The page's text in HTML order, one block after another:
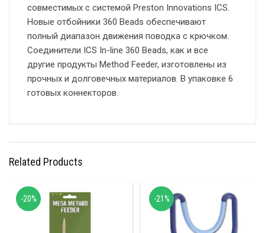
совместимых с системой Preston Innovations ICS.
Новые отбойники 360 Beads обеспечивают
полный диапазон движения поводка с крючком.
Соединители ICS In-line 360 Beads, как и все
другие продукты Method Feeder, изготовлены из
прочных и долговечных материалов. В упаковке 6
готовых коннекторов.
Related Products
-20% -21%